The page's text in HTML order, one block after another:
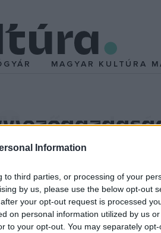
Information
to third parties, or processing of your
by us, please use the below opt-out
your opt-out request is processed
on personal information utilized by us
to your opt-out. You may separately
MAGYAR KULTÚRA
művészileg bármily sekélyesek és
turizmus és a
való kapcsolatunkat,
kiindulást, illetve a nem